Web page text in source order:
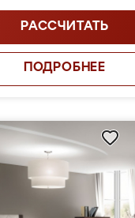
РАССЧИТАТЬ
ПОДРОБНЕЕ